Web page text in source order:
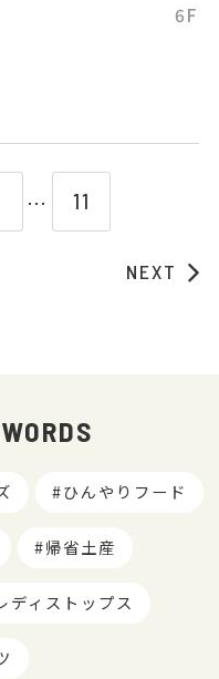
6F
⋯ 11
NEXT
ひんやりフード
帰省土産
ディストップス